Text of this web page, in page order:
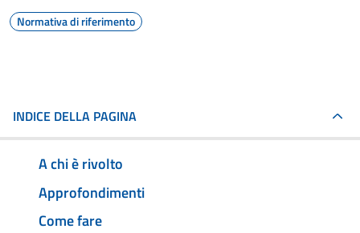
Normativa di riferimento
INDICE DELLA PAGINA
A chi è rivolto
Approfondimenti
Come fare